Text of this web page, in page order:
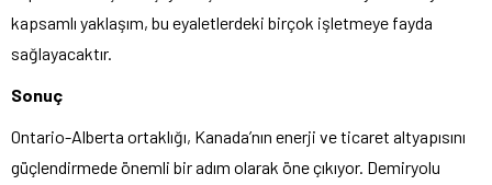
kapsamlı yaklaşım, bu eyaletlerdeki birçok işletmeye fayda
sağlayacaktır.
Sonuç
Ontario-Alberta ortaklığı, Kanada’nın enerji ve ticaret altyapısını
güçlendirmede önemli bir adım olarak öne çıkıyor. Demiryolu